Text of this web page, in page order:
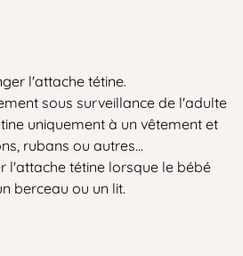
l'attache tétine.
sous surveillance de l'adulte
uniquement à un vêtement et
rubans ou autres...
l'attache tétine lorsque le bébé
berceau ou un lit.